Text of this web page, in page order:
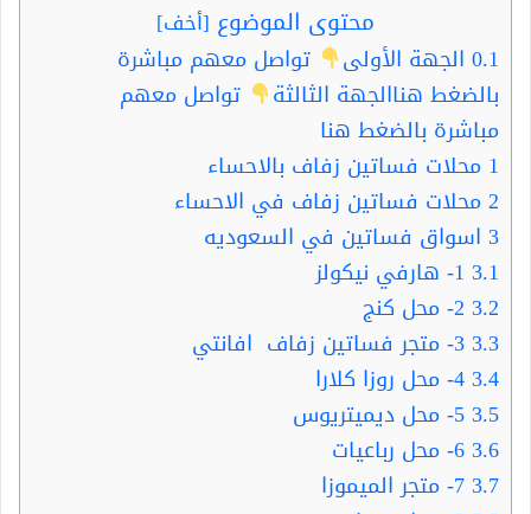
محتوى الموضوع [أخف]
0.1 الجهة الأولى
تواصل معهم مباشرة
بالضغط هناالجهة الثالثة
تواصل معهم
مباشرة بالضغط هنا
1 محلات فساتين زفاف بالاحساء
2محلات فساتين زفاف في الاحساء
3 اسواق فساتين في السعوديه
3.1
3.2
3.3
3.4
3.5
3.6
3.7